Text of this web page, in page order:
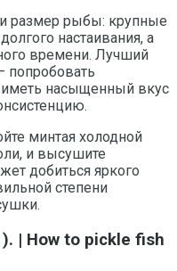
размер рыбы: крупные
настаивания, а
времени. Лучший
попробовать
насыщенный вкус
минтая холодной
и высушите
добиться яркого
степени
| How to pickle fish